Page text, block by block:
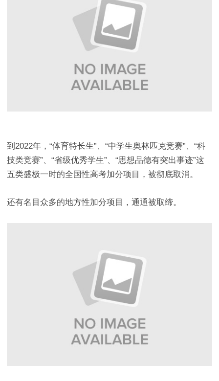
到2022年，“体育特长生”、“中学生奥林匹克竞赛”、“科
技类竞赛”、“省级优秀学生”、“思想品德有突出事迹”这
五类盛极一时的全国性高考加分项目，被彻底取消。
还有名目众多的地方性加分项目，通通被取缔。